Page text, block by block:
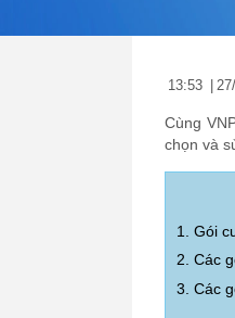
13:53
Cùng
chọn và
1. Gói
2. Các
3. Các